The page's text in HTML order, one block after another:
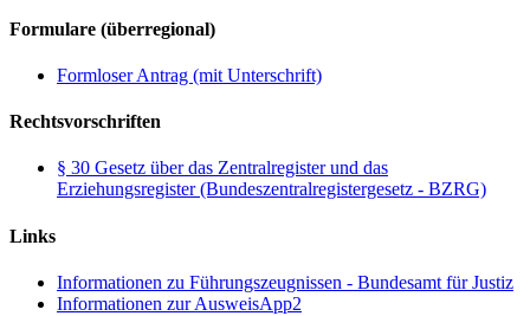
Formulare (überregional)
Formloser Antrag (mit Unterschrift)
Rechtsvorschriften
§ 30 Gesetz über das Zentralregister und das
Erziehungsregister (Bundeszentralregistergesetz - BZRG)
Links
Informationen zu Führungszeugnissen - Bundesamt für Justiz
Informationen zur AusweisApp2